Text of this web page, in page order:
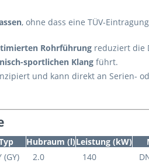
, ohne dass eine TÜV-
Rohrführung reduziert die
sportlichen Klang führt.
und kann direkt an Serien-
Hubraum (l)Leistung (kW)
(GY) 2.0 140